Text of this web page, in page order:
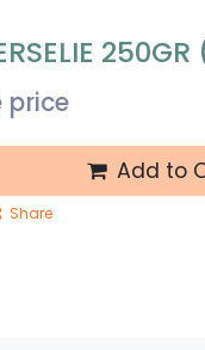
price
Add to
Share